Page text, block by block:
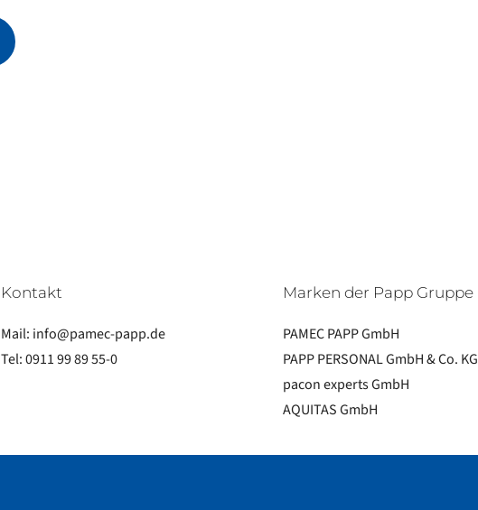
Kontakt
Mail: info@pamec-papp.de
Tel:0911 99 89 55-0
Marken der Papp Gruppe
PAMEC PAPP GmbH
PAPP PERSONAL GmbH & Co. KG
pacon experts GmbH
AQUITAS GmbH